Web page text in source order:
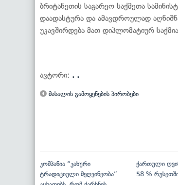
ბრიტანეთის საგარეო საქმეთა
დაადასტურა და ამავდროულად
უკავშირდება მათ დიპლომატიურ
ავტორი: . .
მასალის გამოყენების პირობები
კომპანია “კახური
ტრადიციული მეღვინეობა”
ქართული
58 %